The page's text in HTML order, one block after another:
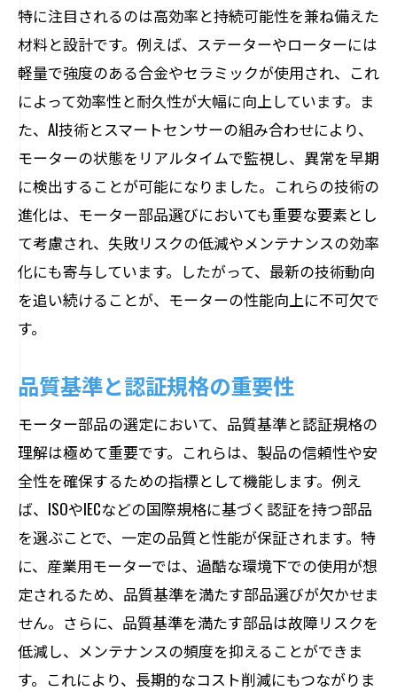
エネルギー消費を抑えるための設計の工
夫
摩耗した部品の適時交換でモーター寿命を延
ばす
摩耗部品を見極める診断法
交換時期を見逃さないためのポイント
部品交換で延命を実現する技術
寿命延長を図るための交換戦略
部品交換のタイミングを最適化する
実例に学ぶ部品交換の重要性
特性最適化で最大の効果を引き出す
特性に基づく部品選定の方法
カスタマイズ可能な部品特性の活用
効率的な特性最適化のプロセス
最適化による性能向上の実例
特性分析を活かした選定戦略
荻原電機が提案する持続可能なモーター部品
選び
持続可能性を考慮した部品選定方針
環境への配慮と性能を両立する戦略
特に注目されるのは高効率と持続可能性を兼ね備えた
材料と設計です。例えば、ステーターやローターには
軽量で強度のある合金やセラミックが使用され、これ
によって効率性と耐久性が大幅に向上しています。ま
た、AI技術とスマートセンサーの組み合わせにより、
モーターの状態をリアルタイムで監視し、異常を早期
に検出することが可能になりました。これらの技術の
進化は、モーター部品選びにおいても重要な要素とし
て考慮され、失敗リスクの低減やメンテナンスの効率
化にも寄与しています。したがって、最新の技術動向
を追い続けることが、モーターの性能向上に不可欠で
す。
品質基準と認証規格の重要性
モーター部品の選定において、品質基準と認証規格の
理解は極めて重要です。これらは、製品の信頼性や安
全性を確保するための指標として機能します。例え
ば、ISOやIECなどの国際規格に基づく認証を持つ部品
を選ぶことで、一定の品質と性能が保証されます。特
に、産業用モーターでは、過酷な環境下での使用が想
定されるため、品質基準を満たす部品選びが欠かせま
せん。さらに、品質基準を満たす部品は故障リスクを
低減し、メンテナンスの頻度を抑えることができま
す。これにより、長期的なコスト削減にもつながりま